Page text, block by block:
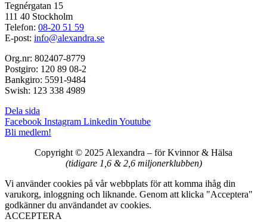
Tegnérgatan 15
111 40 Stockholm
Telefon: 08-20 51 59
E-post: info@alexandra.se
Org.nr: 802407-8779
Postgiro: 120 89 08-2
Bankgiro: 5591-9484
Swish: 123 338 4989
Dela sida
Facebook Instagram Linkedin Youtube
Bli medlem!
Copyright © 2025 Alexandra – för Kvinnor & Hälsa
(tidigare 1,6 & 2,6 miljonerklubben)
Vi använder cookies på vår webbplats för att komma ihåg din
varukorg, inloggning och liknande. Genom att klicka "Acceptera"
godkänner du användandet av cookies.
ACCEPTERA